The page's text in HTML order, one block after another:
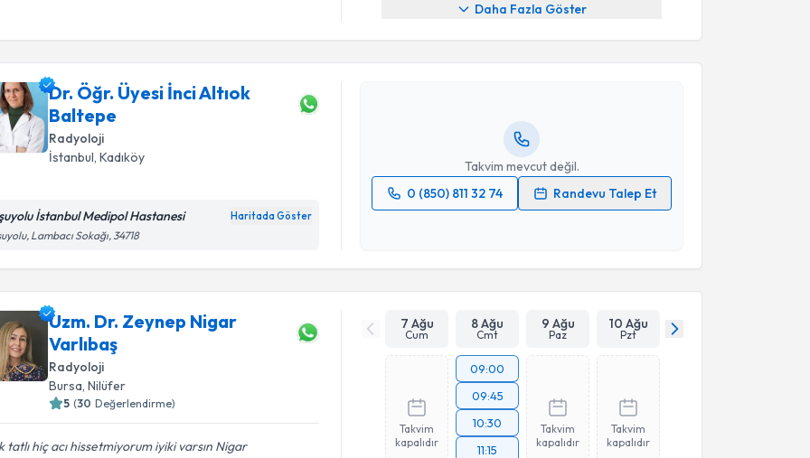
Daha Fazla Göster
Dr. Öğr. Üyesi İnci Altıok
Baltepe
Radyoloji
İstanbul, Kadıköy
İstanbul Medipol Hastanesi Haritada Göster
Lambacı Sokağı, 34718
Takvim mevcut değil.
0 (850) 811 32 74
Randevu Talep Et
Dr. Öğr. Üyesi İnci Altıok Baltepeiçin randevu takvimi talebi
oluşturun. Size bu uzmandan randevu almanız için bir takvim
Uzm. Dr. Zeynep Nigar
Varlıbaş
Radyoloji
Bursa, Nilüfer
5 (30 Değerlendirme)
tatlı hiç acı hissetmiyorum iyiki varsın Nigar
7 Ağu
Cum
8 Ağu
Cmt
9 Ağu
Paz
10 Ağu
Pzt
Takvim
kapalıdır
09:00
09:45
10:30
11:15
Takvim
kapalıdır
Takvim
kapalıdır